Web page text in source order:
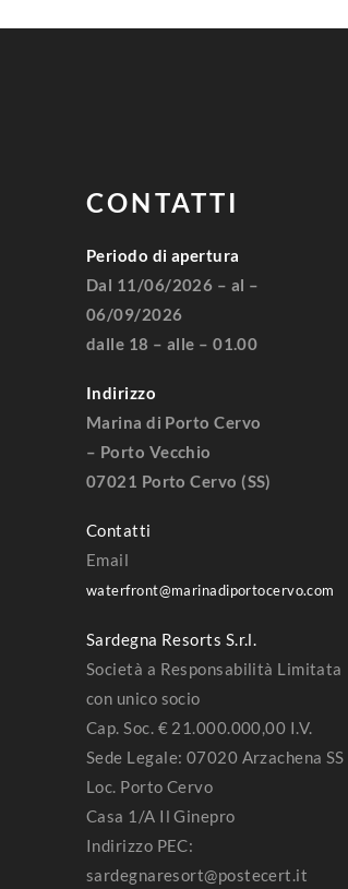
CONTATTI
Periodo di apertura
Dal 11/06/2026 – al –
06/09/2026
dalle 18 – alle – 01.00
Indirizzo
Marina di Porto Cervo
– Porto Vecchio
07021 Porto Cervo (SS)
Contatti
Email
waterfront@marinadiportocervo.com
Sardegna Resorts S.r.l.
Società a Responsabilità Limitata
con unico socio
Cap. Soc. € 21.000.000,00 I.V.
Sede Legale: 07020 Arzachena SS
Loc. Porto Cervo
Casa 1/A Il Ginepro
Indirizzo PEC:
sardegnaresort@postecert.it